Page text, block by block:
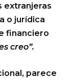
extranjeras
o jurídica
financiero
creo”.
parece